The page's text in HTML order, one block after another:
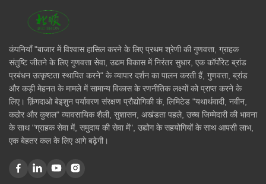
कंपनियाँ "बाजार में विश्वास हासिल करने के लिए प्रथम श्रेणी की गुणवत्ता, ग्राहक
संतुष्टि जीतने के लिए गुणवत्ता सेवा, उद्यम विकास में निरंतर सुधार, एक कॉर्पोरेट ब्रांड
प्रबंधन उत्कृष्टता स्थापित करने" के व्यापार दर्शन का पालन करती हैं, गुणवत्ता, ब्रांड
और कड़ी मेहनत के मामले में सामान्य विकास के रणनीतिक लक्ष्यों को प्राप्त करने के
लिए। क़िंगदाओ बेइशुन पर्यावरण संरक्षण प्रौद्योगिकी कं, लिमिटेड "यथार्थवादी, नवीन,
कठोर और कुशल" व्यावसायिक शैली, सुशासन, अखंडता पहले, उच्च जिम्मेदारी की भावना
के साथ "ग्राहक सेवा में, समुदाय की सेवा में", उद्योग के सहयोगियों के साथ आपसी लाभ,
एक बेहतर कल के लिए आगे बढ़ेगी।